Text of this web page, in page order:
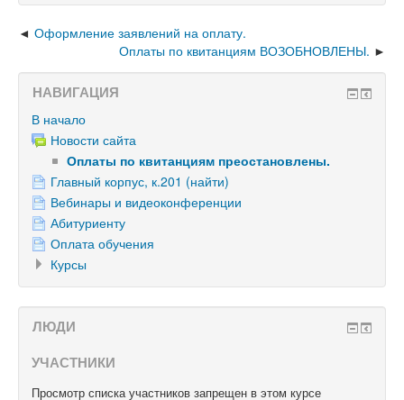
Оформление заявлений на оплату.
Оплаты по квитанциям ВОЗОБНОВЛЕНЫ.
НАВИГАЦИЯ
В начало
Новости сайта
Оплаты по квитанциям преостановлены.
Главный корпус, к.201 (найти)
Вебинары и видеоконференции
Абитуриенту
Оплата обучения
Курсы
ЛЮДИ
УЧАСТНИКИ
Просмотр списка участников запрещен в этом курсе